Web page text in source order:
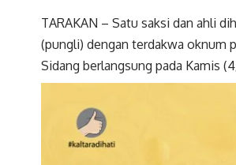
TARAKAN – Satu saksi dan ahli
(pungli) dengan terdakwa oknum
Sidang berlangsung pada Kamis